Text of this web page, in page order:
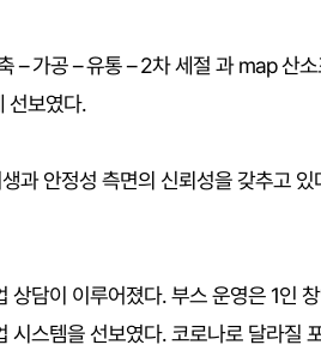
– 가공 – 유통 – 2차 세절 과 map 산
선보였다.
과 안정성 측면의 신뢰성을 갖추고
상담이 이루어졌다. 부스 운영은 1인
스템을 선보였다. 코로나로 달라질